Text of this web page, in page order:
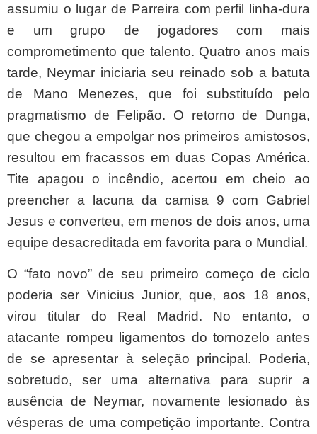
assumiu o lugar de Parreira com perfil linha-dura
e um grupo de jogadores com mais
comprometimento que talento. Quatro anos mais
tarde, Neymar iniciaria seu reinado sob a batuta
de Mano Menezes, que foi substituído pelo
pragmatismo de Felipão. O retorno de Dunga,
que chegou a empolgar nos primeiros amistosos,
resultou em fracassos em duas Copas América.
Tite apagou o incêndio, acertou em cheio ao
preencher a lacuna da camisa 9 com Gabriel
Jesus e converteu, em menos de dois anos, uma
equipe desacreditada em favorita para o Mundial.
O “fato novo” de seu primeiro começo de ciclo
poderia ser Vinicius Junior, que, aos 18 anos,
virou titular do Real Madrid. No entanto, o
atacante rompeu ligamentos do tornozelo antes
de se apresentar à seleção principal. Poderia,
sobretudo, ser uma alternativa para suprir a
ausência de Neymar, novamente lesionado às
vésperas de uma competição importante. Contra